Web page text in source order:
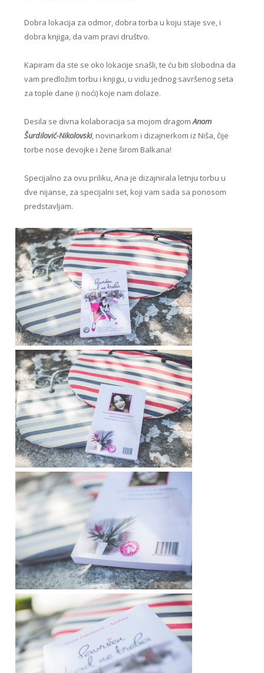
Dobra lokacija za odmor, dobra torba u koju staje sve, i
dobra knjiga, da vam pravi društvo.
Kapiram da ste se oko lokacije snašli, te ću biti slobodna da
vam predložim torbu i knjigu, u vidu jednog savršenog seta
za tople dane (i noći) koje nam dolaze.
Desila se divna kolaboracija sa mojom dragomAnom
Šurdilović-Nikolovski, novinarkom i dizajnerkom iz Niša, čije
torbe nose devojke i žene širom Balkana!
Specijalno za ovu priliku, Ana je dizajnirala letnju torbu u
dve nijanse, za specijalni set, koji vam sada sa ponosom
predstavljam.